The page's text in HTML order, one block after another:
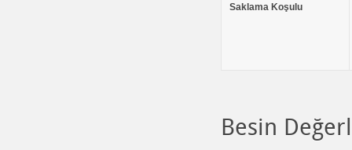
Saklama Koşulu
Besin